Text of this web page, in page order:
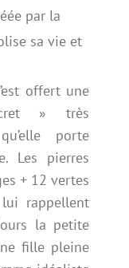
par la
sa vie et
offert une
» très
porte
Les pierres
+ 12 vertes
rappellent
la petite
fille pleine